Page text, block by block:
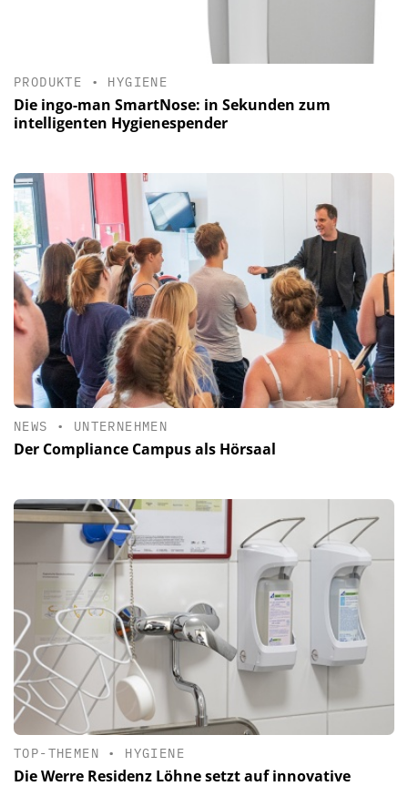
PRODUKTE • HYGIENE
Die ingo-man SmartNose: in Sekunden zum
intelligenten Hygienespender
NEWS • UNTERNEHMEN
Der Compliance Campus als Hörsaal
TOP-THEMEN • HYGIENE
Die Werre Residenz Löhne setzt auf innovative